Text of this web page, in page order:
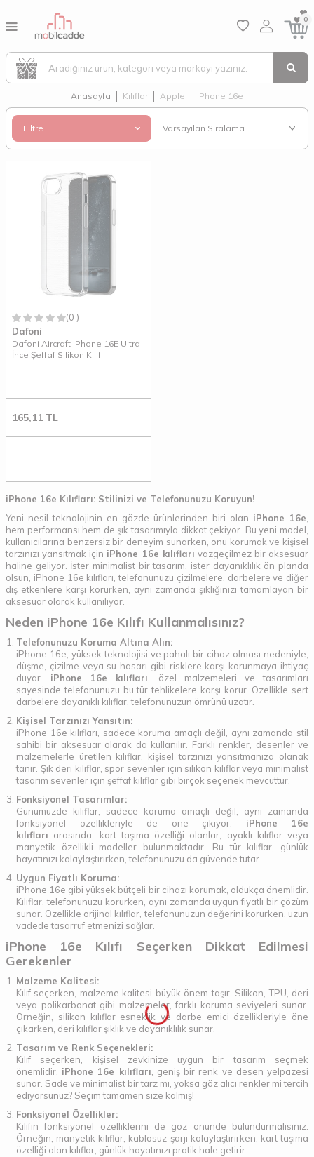
0
Anasayfa Kılıflar Apple iPhone 16e
Filtre
(0 )
Dafoni
Dafoni Aircraft iPhone 16E Ultra
İnce Şeffaf Silikon Kılıf
165,11 TL
iPhone 16e Kılıfları: Stilinizi ve Telefonunuzu Koruyun!
Yeni nesil teknolojinin en gözde ürünlerinden biri olan iPhone 16e,
hem performansı hem de şık tasarımıyla dikkat çekiyor. Bu yeni model,
kullanıcılarına benzersiz bir deneyim sunarken, onu korumak ve kişisel
tarzınızı yansıtmak için iPhone 16e kılıfları vazgeçilmez bir aksesuar
haline geliyor. İster minimalist bir tasarım, ister dayanıklılık ön planda
olsun, iPhone 16e kılıfları, telefonunuzu çizilmelere, darbelere ve diğer
dış etkenlere karşı korurken, aynı zamanda şıklığınızı tamamlayan bir
aksesuar olarak kullanılıyor.
Neden iPhone 16e Kılıfı Kullanmalısınız?
Telefonunuzu Koruma Altına Alın:
iPhone 16e, yüksek teknolojisi ve pahalı bir cihaz olması nedeniyle,
düşme, çizilme veya su hasarı gibi risklere karşı korunmaya ihtiyaç
duyar. iPhone 16e kılıfları, özel malzemeleri ve tasarımları
sayesinde telefonunuzu bu tür tehlikelere karşı korur. Özellikle sert
darbelere dayanıklı kılıflar, telefonunuzun ömrünü uzatır.
Kişisel Tarzınızı Yansıtın:
iPhone 16e kılıfları, sadece koruma amaçlı değil, aynı zamanda stil
sahibi bir aksesuar olarak da kullanılır. Farklı renkler, desenler ve
malzemelerle üretilen kılıflar, kişisel tarzınızı yansıtmanıza olanak
tanır. Şık deri kılıflar, spor sevenler için silikon kılıflar veya minimalist
tasarım sevenler için şeffaf kılıflar gibi birçok seçenek mevcuttur.
Fonksiyonel Tasarımlar:
Günümüzde kılıflar, sadece koruma amaçlı değil, aynı zamanda
fonksiyonel özellikleriyle de öne çıkıyor. iPhone 16e
kılıfları arasında, kart taşıma özelliği olanlar, ayaklı kılıflar veya
manyetik özellikli modeller bulunmaktadır. Bu tür kılıflar, günlük
hayatınızı kolaylaştırırken, telefonunuzu da güvende tutar.
Uygun Fiyatlı Koruma:
iPhone 16e gibi yüksek bütçeli bir cihazı korumak, oldukça önemlidir.
Kılıflar, telefonunuzu korurken, aynı zamanda uygun fiyatlı bir çözüm
sunar. Özellikle orijinal kılıflar, telefonunuzun değerini korurken, uzun
vadede tasarruf etmenizi sağlar.
iPhone 16e Kılıfı Seçerken Dikkat Edilmesi
Gerekenler
Malzeme Kalitesi:
Kılıf seçerken, malzeme kalitesi büyük önem taşır. Silikon, TPU, deri
veya polikarbonat gibi malzemeler, farklı koruma seviyeleri sunar.
Örneğin, silikon kılıflar esneklik ve darbe emici özellikleriyle öne
çıkarken, deri kılıflar şıklık ve dayanıklılık sunar.
Tasarım ve Renk Seçenekleri:
Kılıf seçerken, kişisel zevkinize uygun bir tasarım seçmek
önemlidir. iPhone 16e kılıfları, geniş bir renk ve desen yelpazesi
sunar. Sade ve minimalist bir tarz mı, yoksa göz alıcı renkler mi tercih
ediyorsunuz? Seçim tamamen size kalmış!
Fonksiyonel Özellikler:
Kılıfın fonksiyonel özelliklerini de göz önünde bulundurmalısınız.
Örneğin, manyetik kılıflar, kablosuz şarjı kolaylaştırırken, kart taşıma
özelliği olan kılıflar, günlük hayatınızı pratik hale getirir.